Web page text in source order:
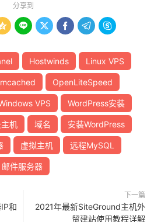
分享到
    
Hostwinds Linux VPS
OpenLiteSpeed
VPS WordPress安装
机 域名 安装WordPress
虚拟主机 远程MySQL
邮件服务器
和
下一篇
2021年最新SiteGround主机外
贸建站使用教程详解